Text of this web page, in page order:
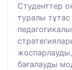
Студенттер
туралы тұтас
бағалауды